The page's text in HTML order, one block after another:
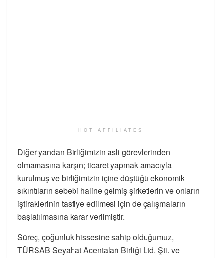
HOT AFFILIATES
Diğer yandan Birliğimizin asli görevlerinden
olmamasına karşın; ticaret yapmak amacıyla
kurulmuş ve birliğimizin içine düştüğü ekonomik
sıkıntıların sebebi haline gelmiş şirketlerin ve onların
iştiraklerinin tasfiye edilmesi için de çalışmaların
başlatılmasına karar verilmiştir. ​
Süreç, çoğunluk hissesine sahip olduğumuz,
TÜRSAB Seyahat Acentaları Birliği Ltd. Şti. ve